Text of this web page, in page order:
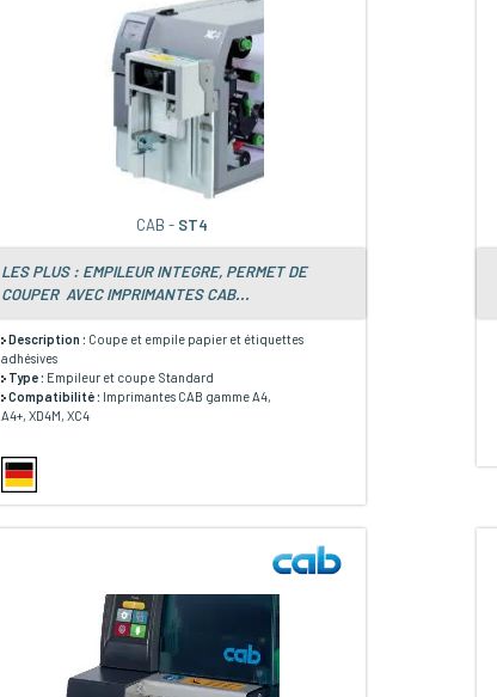
CAB - ST4
LES PLUS : EMPILEUR INTEGRE, PERMET DE
COUPER AVEC IMPRIMANTES CAB...
Description : Coupe et empile papier et étiquettes
adhésives
Type : Empileur et coupe Standard
Compatibilité : Imprimantes CAB gamme A4,
A4+, XD4M, XC4